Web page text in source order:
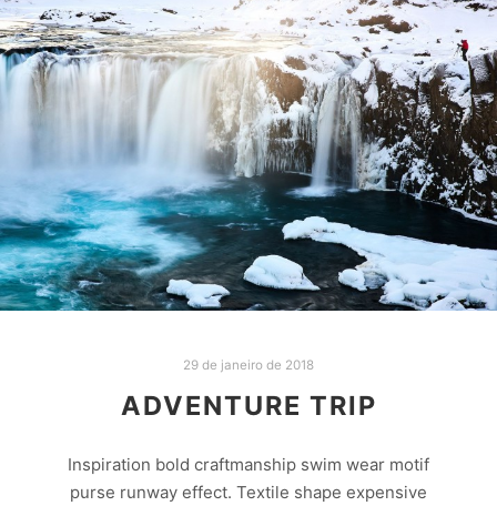
29 de janeiro de 2018
ADVENTURE TRIP
Inspiration bold craftmanship swim wear motif
purse runway effect. Textile shape expensive